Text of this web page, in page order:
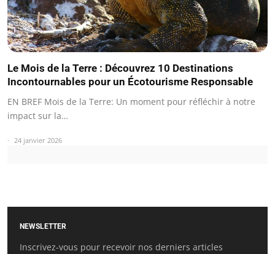
Le Mois de la Terre : Découvrez 10 Destinations
Incontournables pour un Écotourisme Responsable
EN BREF Mois de la Terre: Un moment pour réfléchir à notre
impact sur la…
24 janvier 2026
NEWSLETTER
Inscrivez-vous pour recevoir nos derniers articles